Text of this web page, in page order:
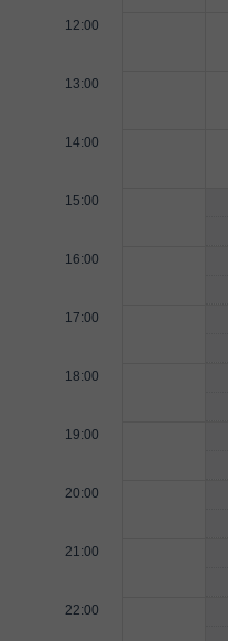
12:00
13:00
14:00
15:00
16:00
17:00
18:00
19:00
20:00
21:00
22:00